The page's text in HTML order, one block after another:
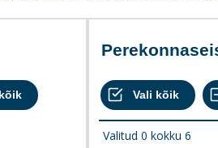
Valitud 0 kokku 6